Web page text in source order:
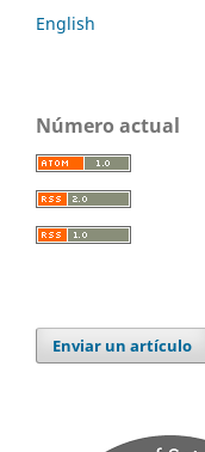
English
Número actual
Enviar un artículo